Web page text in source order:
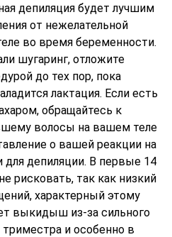
депиляция будет лучшим
от нежелательной
во время беременности.
шугаринг, отложите
до тех пор, пока
лактация. Если есть
обращайтесь к
волосы на вашем теле
о вашей реакции на
для депиляции. В первые 14
рисковать, так как низкий
характерный этому
выкидыш из-за сильного
и особенно в